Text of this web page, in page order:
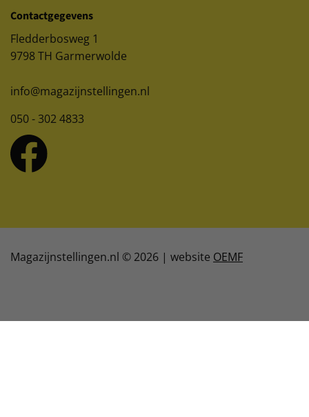
Contactgegevens
Fledderbosweg 1
9798 TH Garmerwolde
info@magazijnstellingen.nl
050 - 302 4833
Magazijnstellingen.nl © 2026 | website OEMF